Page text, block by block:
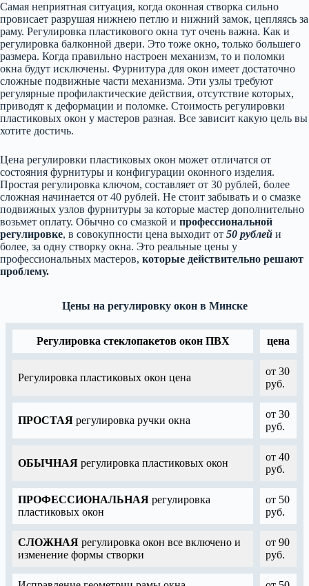
Самая неприятная ситуация, когда оконная створка сильно
провисает разрушая нижнею петлю и нижний замок, цепляясь за
раму. Регулировка пластикового окна тут очень важна. Как и
регулировка балконной двери. Это тоже окно, только большего
размера. Когда правильно настроен механизм, то и поломки
окна будут исключены. Фурнитура для окон имеет достаточно
сложные подвижные части механизма. Эти узлы требуют
регулярные профилактические действия, отсутствие которых,
приводят к деформации и поломке. Стоимость регулировки
пластиковых окон у мастеров разная. Все зависит какую цель вы
хотите достичь.
Цена регулировки пластиковых окон может отличатся от
состояния фурнитуры и конфигурации оконного изделия.
Простая регулировка ключом, составляет от 30 рублей, более
сложная начинается от 40 рублей. Не стоит забывать и о смазке
подвижных узлов фурнитуры за которые мастер дополнительно
возьмет оплату. Обычно со смазкой и профессиональной
регулировке, в совокупности цена выходит от 50 рублей и
более, за одну створку окна. Это реальные цены у
профессиональных мастеров, которые действительно решают
проблему.
Цены на регулировку окон в Минске
Регулировка стеклопакетов окон ПВХ цена
Регулировка пластиковых окон цена
от 30
руб.
ПРОСТАЯ регулировка ручки окна
от 30
руб.
ОБЫЧНАЯ регулировка пластиковых окон
от 40
руб.
ПРОФЕССИОНАЛЬНАЯ регулировка
пластиковых окон
от 50
руб.
СЛОЖНАЯ регулировка окон все включено и
изменение формы створки
от 90
руб.